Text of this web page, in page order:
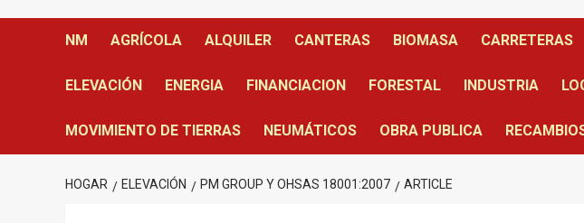
NM AGRÍCOLA ALQUILER CANTERAS BIOMASA CARRETERAS
ELEVACIÓN ENERGIA FINANCIACION FORESTAL INDUSTRIA
MOVIMIENTO DE TIERRAS NEUMÁTICOS OBRA PUBLICA
HOGAR ELEVACIÓN PM GROUP Y OHSAS 18001:2007 ARTICLE